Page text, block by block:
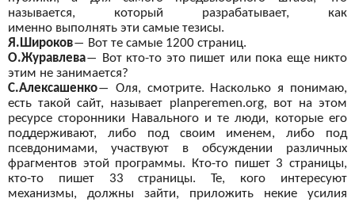
называется, который разрабатывает, как
именно выполнять эти самые тезисы.
Я.Широков― Вот те самые 1200 страниц.
О.Журавлева― Вот кто-то это пишет или пока еще никто
этим не занимается?
С.Алексашенко― Оля, смотрите. Насколько я понимаю,
есть такой сайт, называет planperemen.org, вот на этом
ресурсе сторонники Навального и те люди, которые его
поддерживают, либо под своим именем, либо под
псевдонимами, участвуют в
обсуждении различных
фрагментов этой программы. Кто-то пишет 3 страницы,
кто-то пишет 33 страницы. Те, кого интересуют
механизмы, должны зайти, приложить некие усилия